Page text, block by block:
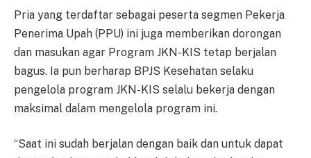
Pria yang terdaftar sebagai peserta segmen Pekerja
Penerima Upah (PPU) ini juga memberikan dorongan
dan masukan agar Program JKN-KIS tetap berjalan
bagus. Ia pun berharap BPJS Kesehatan selaku
pengelola program JKN-KIS selalu bekerja dengan
maksimal dalam mengelola program ini.
“Saat ini sudah berjalan dengan baik dan untuk dapat